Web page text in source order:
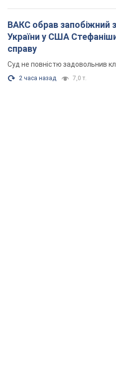
ВАКС обрав запобіжний захід експосолці
України у США Стефанішиній: що відомо про
справу
Суд не повністю задовольнив
2 часа назад 7,0 т.